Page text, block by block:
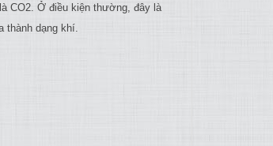
CO2. Ở điều kiện thường, đây là
thành dạng khí.